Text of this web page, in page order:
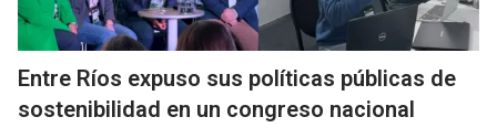
Entre Ríos expuso sus políticas públicas de
sostenibilidad en un congreso nacional